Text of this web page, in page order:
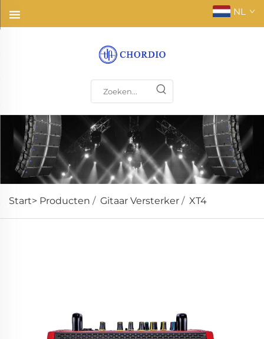
NL
Start> Producten / Gitaar Versterker / XT4